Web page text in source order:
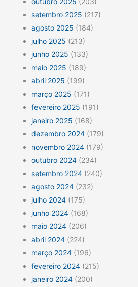
setembro 2025 (217)
agosto 2025 (184)
julho 2025 (213)
junho 2025 (133)
maio 2025 (189)
abril 2025 (199)
março 2025 (171)
fevereiro 2025 (191)
janeiro 2025 (168)
dezembro 2024 (179)
novembro 2024 (179)
outubro 2024 (234)
setembro 2024 (240)
agosto 2024 (232)
julho 2024 (175)
junho 2024 (168)
maio 2024 (206)
abril 2024 (224)
março 2024 (196)
fevereiro 2024 (215)
janeiro 2024 (200)